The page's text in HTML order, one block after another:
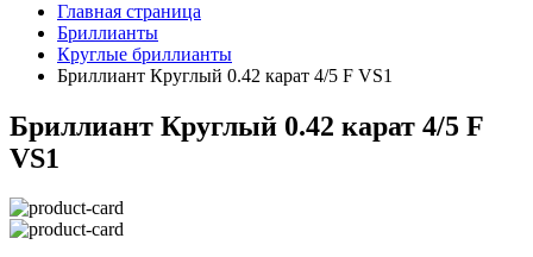
Главная страница
Бриллианты
Круглые бриллианты
Бриллиант Круглый 0.42 карат 4/5 F VS1
Бриллиант Круглый 0.42 карат 4/5 F
VS1